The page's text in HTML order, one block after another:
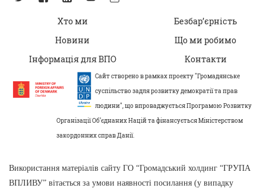
Хто ми
Новини
Інформація для ВПО
Безбар’єрність
Що ми робимо
Контакти
Сайт створено в рамках проекту "Громадянське
суспільство задля розвитку демократії та прав
людини", що впроваджується Програмою Розвитку
Організації Об’єднаних Націй та фінансується Міністерством
закордонних справ Данії.
Використання матеріалів сайту ГО “Громадський холдинг “ГРУПА
ВПЛИВУ” вітається за умови наявності посилання (у випадку